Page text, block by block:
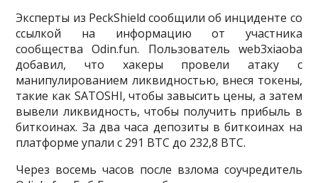
Эксперты из PeckShield сообщили об инциденте со
ссылкой на информацию от участника
сообщества Odin.fun. Пользователь web3xiaoba
добавил, что хакеры провели атаку с
манипулированием ликвидностью, внеся токены,
такие как SATOSHI, чтобы завысить цены, а затем
вывели ликвидность, чтобы получить прибыль в
биткоинах. За два часа депозиты в биткоинах на
платформе упали с 291 BTC до 232,8 BTC.
Через восемь часов после взлома соучредитель